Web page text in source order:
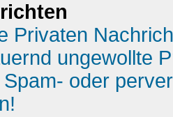
Privaten
ungewollte
oder